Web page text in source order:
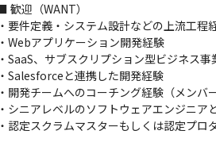
この仕事の面白み、魅力
・新しい技術を積極的に提案しやすい環
・自社で複数のプロダクトを所有してい
・ユーザーの行動分析から適切なソリュ
・介護/医療/看護/保育の人材事業におい
・サービス品質の向上に貢献できるので、
・事業の第二創業フェーズのため業務は
歓迎（WANT）
・要件定義・システム設計などの上流工程
・Webアプリケーション開発経験
・SaaS、サブスクリプション型ビジネス
・Salesforceと連携した開発経験
・開発チームへのコーチング経験（メン
・シニアレベルのソフトウェアエンジニ
・認定スクラムマスターもしくは認定プロ